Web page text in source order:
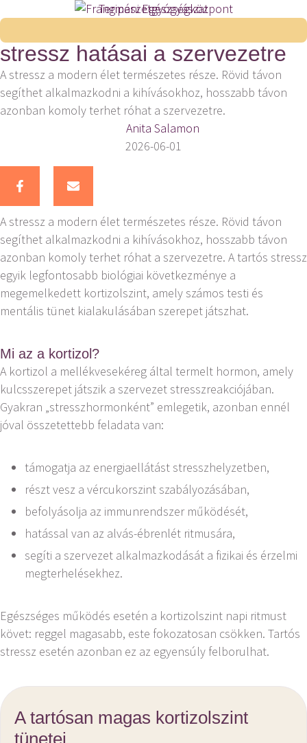
Természetgyógyászat
Magas kortizolszint és a tartós
stressz hatásai a szervezetre
A stressz a modern élet természetes része. Rövid távon
segíthet alkalmazkodni a kihívásokhoz, hosszabb távon
azonban komoly terhet róhat a szervezetre.
Anita Salamon
2026-06-01
A stressz a modern élet természetes része. Rövid távon
segíthet alkalmazkodni a kihívásokhoz, hosszabb távon
azonban komoly terhet róhat a szervezetre. A tartós stressz
egyik legfontosabb biológiai következménye a
megemelkedett kortizolszint, amely számos testi és
mentális tünet kialakulásában szerepet játszhat.
Mi az a kortizol?
A kortizol a mellékvesekéreg által termelt hormon, amely
kulcsszerepet játszik a szervezet stresszreakciójában.
Gyakran „stresszhormonként” emlegetik, azonban ennél
jóval összetettebb feladata van:
támogatja az energiaellátást stresszhelyzetben,
részt vesz a vércukorszint szabályozásában,
befolyásolja az immunrendszer működését,
hatással van az alvás-ébrenlét ritmusára,
segíti a szervezet alkalmazkodását a fizikai és érzelmi
megterhelésekhez.
Egészséges működés esetén a kortizolszint napi ritmust
követ: reggel magasabb, este fokozatosan csökken. Tartós
stressz esetén azonban ez az egyensúly felborulhat.
A tartósan magas kortizolszint
tünetei